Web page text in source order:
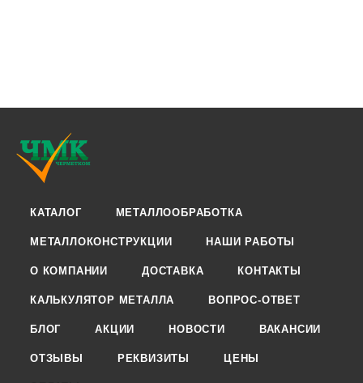
КАТАЛОГ МЕТАЛЛООБРАБОТКА
МЕТАЛЛОКОНСТРУКЦИИ НАШИ РАБОТЫ
О КОМПАНИИ ДОСТАВКА КОНТАКТЫ
КАЛЬКУЛЯТОР МЕТАЛЛА ВОПРОС-ОТВЕТ
БЛОГ АКЦИИ НОВОСТИ ВАКАНСИИ
ОТЗЫВЫ РЕКВИЗИТЫ ЦЕНЫ